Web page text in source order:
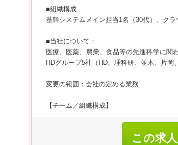
■組織構成
基幹システムメイン担当1名（30代）、ク
■当社について：
医療、医薬、農業、食品等の先進科学に関
HDグループ5社（HD、理科研、並木、片岡
変更の範囲：会社の定める業務
【チーム／組織構成】
この求